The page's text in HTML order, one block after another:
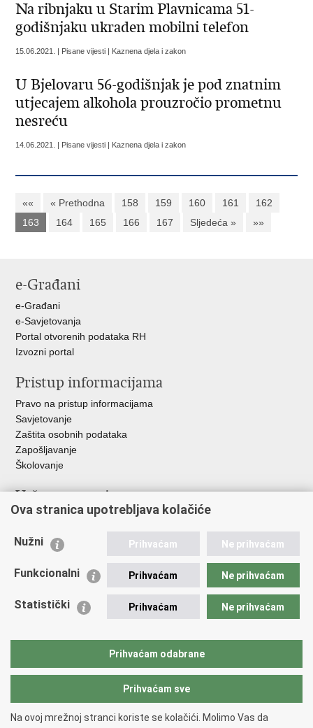
Na ribnjaku u Starim Plavnicama 51-
godišnjaku ukraden mobilni telefon
15.06.2021. | Pisane vijesti | Kaznena djela i zakon
U Bjelovaru 56-godišnjak je pod znatnim
utjecajem alkohola prouzročio prometnu
nesreću
14.06.2021. | Pisane vijesti | Kaznena djela i zakon
«« « Prethodna 158 159 160 161
162
163
164 165 166 167 Sljedeća » »»
e-Građani
e-Građani
e-Savjetovanja
Portal otvorenih podataka RH
Izvozni portal
Pristup informacijama
Pravo na pristup informacijama
Savjetovanje
Zaštita osobnih podataka
Zapošljavanje
Školovanje
Važne poveznice
Ministarstvo unutarnjih poslova
Udruge
Policijska akademija
Zaklada policijske solidarnosti
Vučetić"
Ova stranica upotrebljava kolačiće
Nužni Prihvaćam Ne prihvaćam
Funkcionalni Prihvaćam Ne prihvaćam
Statistički Prihvaćam Ne prihvaćam
Prihvaćam odabrane
Prihvaćam sve
Na ovoj mrežnoj stranci koriste se kolačići. Molimo Vas da